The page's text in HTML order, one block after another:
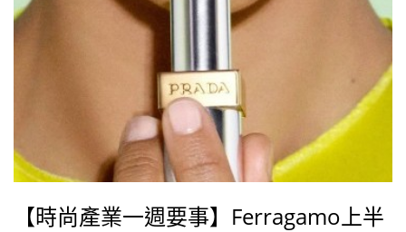
【時尚產業一週要事】Ferragamo上半